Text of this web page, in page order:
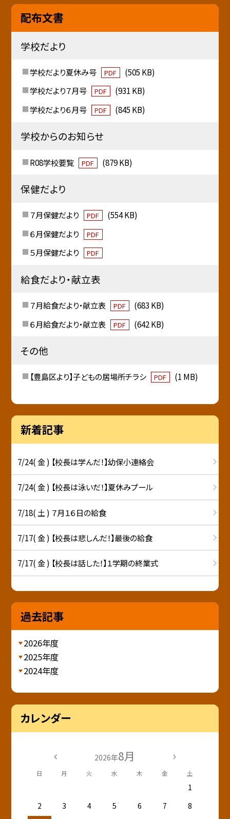
配布文書
学校だより
学校だより夏休み号 PDF
(505 KB)
学校だより７月号
PDF
(931 KB)
学校だより６月号
PDF (845 KB)
学校からのお知らせ
R08学校要覧 PDF (879 KB)
保健だより
７月保健だより PDF
(554 KB)
６月保健だより
PDF
５月保健だより PDF
給食だより・献立表
７月給食だより・献立表 PDF
(683 KB)
６月給食だより・献立表
PDF (642 KB)
その他
【豊島区より】子どもの居場所チラシ PDF (1 MB)
新着記事
7/24( 金 ) 【校長は学んだ！】幼保小連絡会
7/24( 金 ) 【校長は泳いだ！】夏休みプール
7/18( 土 ) ７月１６日の給食
7/17( 金 ) 【校長は悲しんだ！】最後の給食
7/17( 金 ) 【校長は話した！】１学期の終業式
過去記事
2026年度
2025年度
2024年度
カレンダー
2026年8月
日 月 火 水 木 金 土
1
2
3 4 5 6 7
8